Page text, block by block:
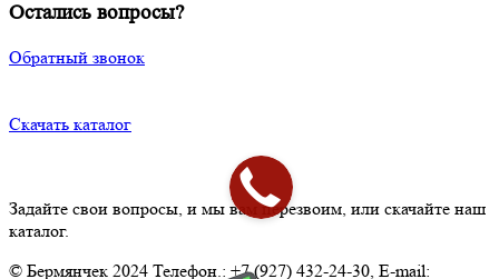
Остались вопросы?
Обратный звонок
Скачать каталог
Задайте свои вопросы, и мы вам перезвоим, или скачайте наш
каталог.
© Бермянчек 2024 Телефон.: +7 (927) 432-24-30, E-mail: